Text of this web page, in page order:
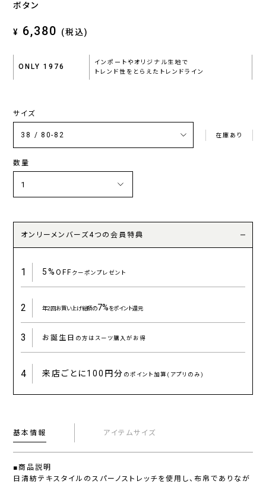
ボタン
¥ 6,380 (税込)
ONLY 1976
インポートやオリジナル生地で
トレンド性をとらえたトレンドライン
サイズ
在庫あり
数量
オンリーメンバーズ4つの会員特典
1 5%OFFクーポンプレゼント
2 年2回お買い上げ総額の7%をポイント還元
3 お誕生日 の方はスーツ購入がお得
4 来店ごとに100円分 のポイント加算(アプリのみ)
基本情報 アイテムサイズ
■商品説明
日清紡テキスタイルのスパーノストレッチを使用し、布帛でありなが